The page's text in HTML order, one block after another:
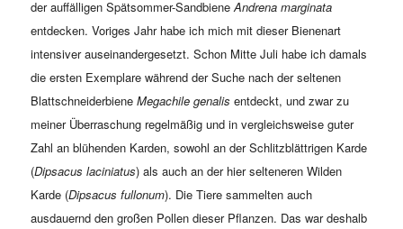
der auffälligen Spätsommer-SandbieneAndrena marginata
entdecken. Voriges Jahr habe ich mich mit dieser Bienenart
intensiver auseinandergesetzt. Schon Mitte Juli habe ich damals
die ersten Exemplare während der Suche nach der seltenen
BlattschneiderbieneMegachile genalis entdeckt, und zwar zu
meiner Überraschung regelmäßig und in vergleichsweise guter
Zahl an blühenden Karden, sowohl an der Schlitzblättrigen Karde
(Dipsacus laciniatus) als auch an der hier selteneren Wilden
Karde (Dipsacus fullonum). Die Tiere sammelten auch
ausdauernd den großen Pollen dieser Pflanzen. Das war deshalb